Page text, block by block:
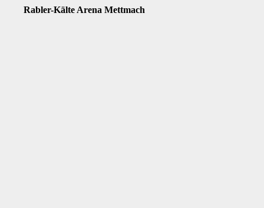
Rabler-Kälte Arena Mettmach